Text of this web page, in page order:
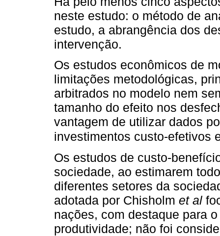
neste estudo: o método de
estudo, a abrangência dos
intervenção.
Os estudos econômicos de
limitações metodológicas,
arbitrados no modelo nem
tamanho do efeito nos
vantagem de utilizar dados
investimentos custo-efetivos
Os estudos de custo-
sociedade, ao estimarem
diferentes setores da
adotada por Chisholm et al
nações, com destaque para
produtividade; não foi